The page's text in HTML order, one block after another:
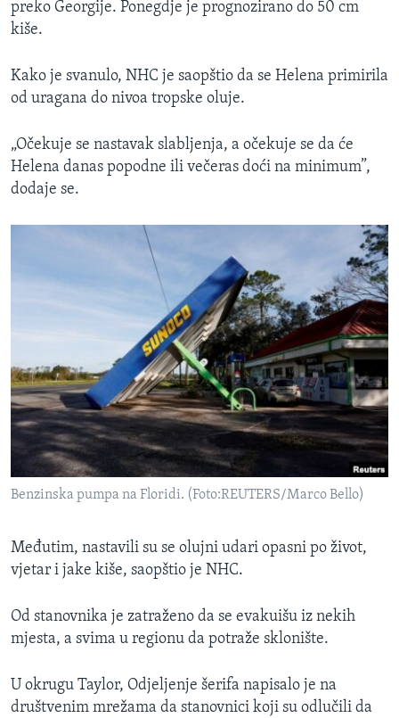
preko Georgije. Ponegdje je prognozirano do 50 cm
kiše.
Kako je svanulo, NHC je saopštio da se Helena primirila
od uragana do nivoa tropske oluje.
„Očekuje se nastavak slabljenja, a očekuje se da će
Helena danas popodne ili večeras doći na minimum”,
dodaje se.
Benzinska pumpa na Floridi. (Foto:REUTERS/Marco Bello)
Međutim, nastavili su se olujni udari opasni po život,
vjetar i jake kiše, saopštio je NHC.
Od stanovnika je zatraženo da se evakuišu iz nekih
mjesta, a svima u regionu da potraže sklonište.
U okrugu Taylor, Odjeljenje šerifa napisalo je na
društvenim mrežama da stanovnici koji su odlučili da